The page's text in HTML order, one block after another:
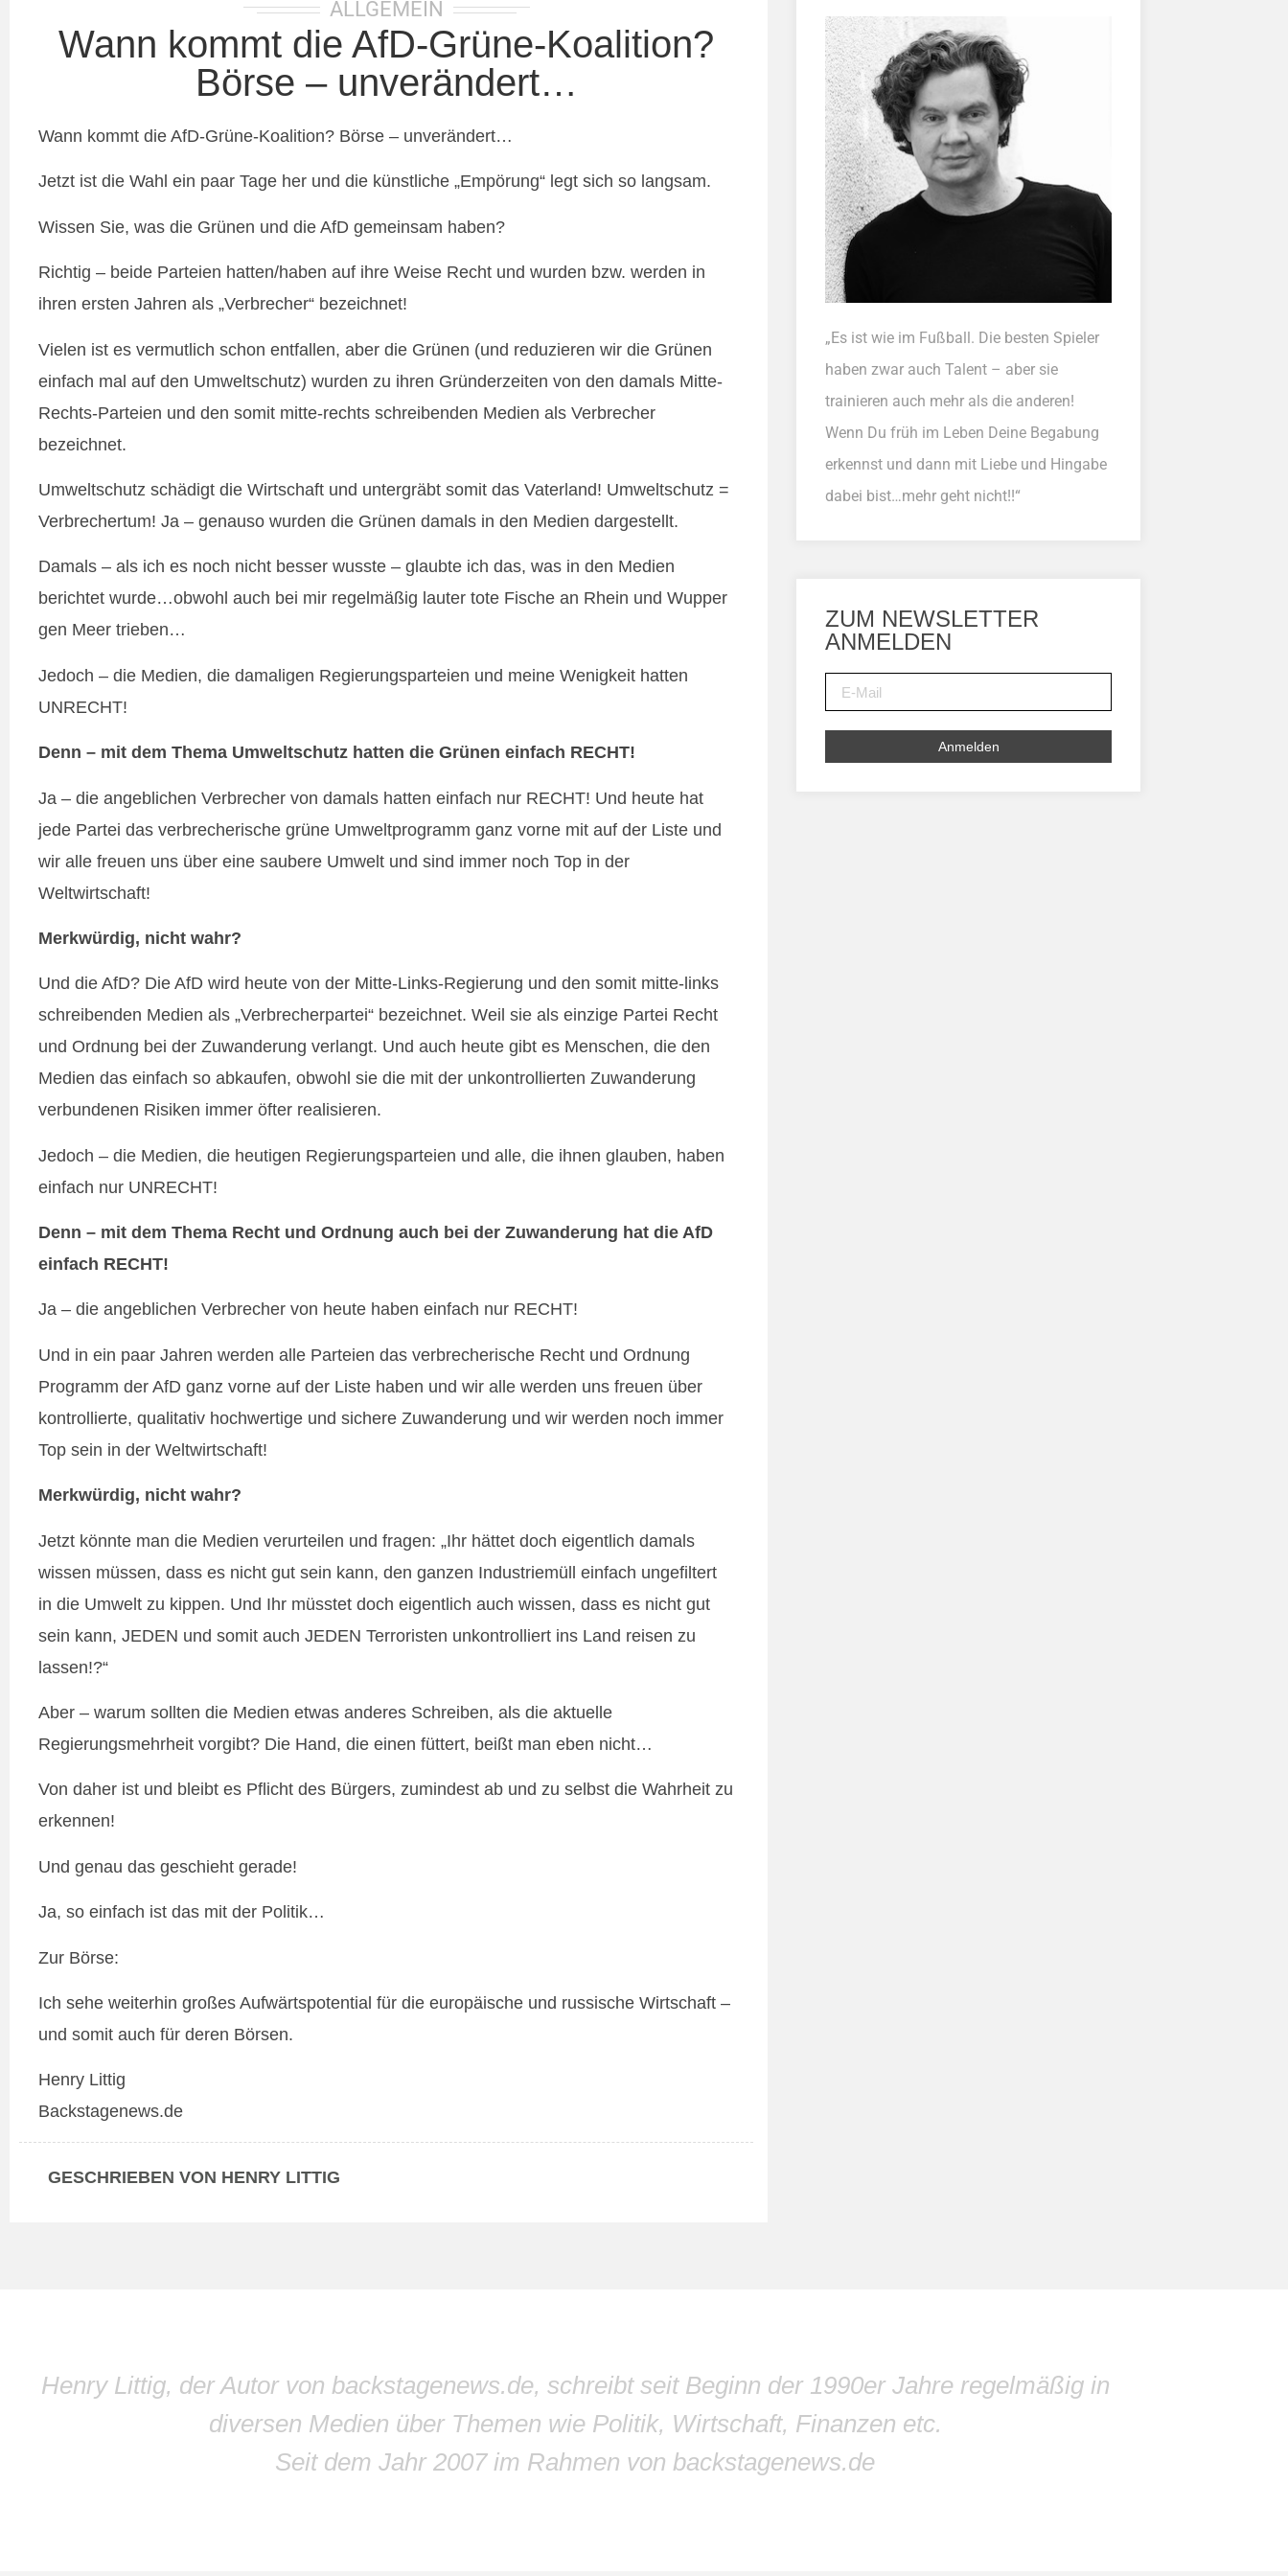
ALLGEMEIN
Wann kommt die AfD-Grüne-Koalition?
Börse – unverändert…
Wann kommt die AfD-Grüne-Koalition? Börse – unverändert…
Jetzt ist die Wahl ein paar Tage her und die künstliche „Empörung“ legt sich so langsam.
Wissen Sie, was die Grünen und die AfD gemeinsam haben?
Richtig – beide Parteien hatten/haben auf ihre Weise Recht und wurden bzw. werden in
ihren ersten Jahren als „Verbrecher“ bezeichnet!
Vielen ist es vermutlich schon entfallen, aber die Grünen (und reduzieren wir die Grünen
einfach mal auf den Umweltschutz) wurden zu ihren Gründerzeiten von den damals Mitte-
Rechts-Parteien und den somit mitte-rechts schreibenden Medien als Verbrecher
bezeichnet.
Umweltschutz schädigt die Wirtschaft und untergräbt somit das Vaterland! Umweltschutz =
Verbrechertum! Ja – genauso wurden die Grünen damals in den Medien dargestellt.
Damals – als ich es noch nicht besser wusste – glaubte ich das, was in den Medien
berichtet wurde…obwohl auch bei mir regelmäßig lauter tote Fische an Rhein und Wupper
gen Meer trieben…
Jedoch – die Medien, die damaligen Regierungsparteien und meine Wenigkeit hatten
UNRECHT!
Denn – mit dem Thema Umweltschutz hatten die Grünen einfach RECHT!
Ja – die angeblichen Verbrecher von damals hatten einfach nur RECHT! Und heute hat
jede Partei das verbrecherische grüne Umweltprogramm ganz vorne mit auf der Liste und
wir alle freuen uns über eine saubere Umwelt und sind immer noch Top in der
Weltwirtschaft!
Merkwürdig, nicht wahr?
Und die AfD? Die AfD wird heute von der Mitte-Links-Regierung und den somit mitte-links
schreibenden Medien als „Verbrecherpartei“ bezeichnet. Weil sie als einzige Partei Recht
und Ordnung bei der Zuwanderung verlangt. Und auch heute gibt es Menschen, die den
Medien das einfach so abkaufen, obwohl sie die mit der unkontrollierten Zuwanderung
verbundenen Risiken immer öfter realisieren.
Jedoch – die Medien, die heutigen Regierungsparteien und alle, die ihnen glauben, haben
einfach nur UNRECHT!
Denn – mit dem Thema Recht und Ordnung auch bei der Zuwanderung hat die AfD
einfach RECHT!
Ja – die angeblichen Verbrecher von heute haben einfach nur RECHT!
Und in ein paar Jahren werden alle Parteien das verbrecherische Recht und Ordnung
Programm der AfD ganz vorne auf der Liste haben und wir alle werden uns freuen über
kontrollierte, qualitativ hochwertige und sichere Zuwanderung und wir werden noch immer
Top sein in der Weltwirtschaft!
Merkwürdig, nicht wahr?
Jetzt könnte man die Medien verurteilen und fragen: „Ihr hättet doch eigentlich damals
wissen müssen, dass es nicht gut sein kann, den ganzen Industriemüll einfach ungefiltert
in die Umwelt zu kippen. Und Ihr müsstet doch eigentlich auch wissen, dass es nicht gut
sein kann, JEDEN und somit auch JEDEN Terroristen unkontrolliert ins Land reisen zu
lassen!?“
Aber – warum sollten die Medien etwas anderes Schreiben, als die aktuelle
Regierungsmehrheit vorgibt? Die Hand, die einen füttert, beißt man eben nicht…
Von daher ist und bleibt es Pflicht des Bürgers, zumindest ab und zu selbst die Wahrheit zu
erkennen!
Und genau das geschieht gerade!
Ja, so einfach ist das mit der Politik…
Zur Börse:
Ich sehe weiterhin großes Aufwärtspotential für die europäische und russische Wirtschaft –
und somit auch für deren Börsen.
Henry Littig
Backstagenews.de
GESCHRIEBEN VON HENRY LITTIG
„Es ist wie im Fußball. Die besten Spieler
haben zwar auch Talent – aber sie
trainieren auch mehr als die anderen!
Wenn Du früh im Leben Deine Begabung
erkennst und dann mit Liebe und Hingabe
dabei bist…mehr geht nicht!!“
ZUM NEWSLETTER
ANMELDEN
Anmelden
Henry Littig, der Autor von backstagenews.de, schreibt seit Beginn der 1990er Jahre regelmäßig in
diversen Medien über Themen wie Politik, Wirtschaft, Finanzen etc.
Seit dem Jahr 2007 im Rahmen von backstagenews.de